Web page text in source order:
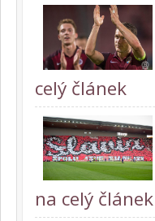
celý článek
na celý článek